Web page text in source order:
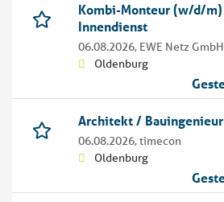
Kombi-Monteur (w/d/
Innendienst
06.08.2026, EWE Netz GmbH
Oldenburg
Architekt /
06.08.2026,timecon
Oldenburg